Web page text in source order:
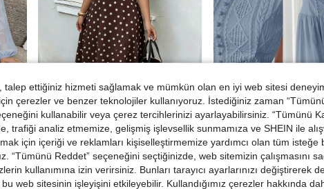
Modelyn Büyük Beden V Yaka Fener Kollu Düğmeli Günlük Yazlık Elbise
Trendler #Yazlık Elbiseler
Modelyn Büyük Beden Kadın Puantiyeli V Yaka Günlük Parti Elbisesi
977,87TL
5
Trendler Modelyn
1.137,01TL
talep ettiğiniz hizmeti sağlamak ve mümkün olan en iyi web sitesi
çerezler ve benzer teknolojiler kullanıyoruz. İstediğiniz zaman
kullanabilir veya çerez tercihlerinizi ayarlayabilirsiniz. “Tümünü
trafiği analiz etmemize, gelişmiş işlevsellik sunmamıza ve SHEIN ile
için içeriği ve reklamları kişiselleştirmemize yardımcı olan tüm isteğe
“Tümünü Reddet” seçeneğini seçtiğinizde, web sitemizin çalışmasını
kullanımına izin verirsiniz. Bunları tarayıcı ayarlarınızı değiştirerek
web sitesinin işleyişini etkileyebilir. Kullandığımız çerezler hakkında